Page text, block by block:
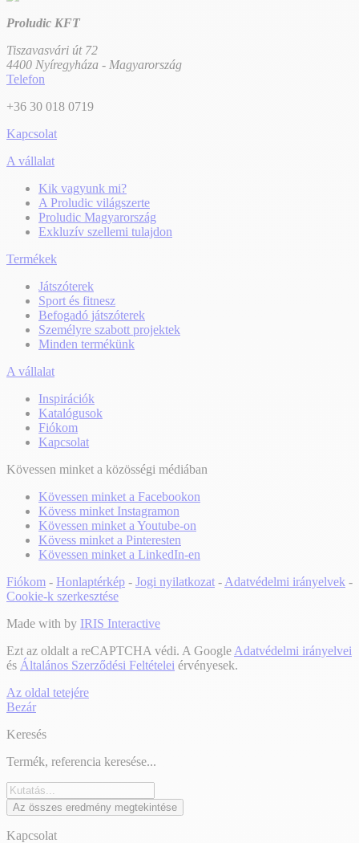
Proludic KFT
Tiszavasvári út 72
4400 Nyíregyháza - Magyarország
Telefon
+36 30 018 0719
Kapcsolat
A vállalat
Kik vagyunk mi?
A Proludic világszerte
Proludic Magyarország
Exkluzív szellemi tulajdon
Termékek
Játszóterek
Sport és fitnesz
Befogadó játszóterek
Személyre szabott projektek
Minden termékünk
A vállalat
Inspirációk
Katalógusok
Fiókom
Kapcsolat
Kövessen minket a közösségi médiában
Kövessen minket a Facebookon
Kövess minket Instagramon
Kövessen minket a Youtube-on
Kövess minket a Pinteresten
Kövessen minket a LinkedIn-en
Fiókom - Honlaptérkép - Jogi nyilatkozat - Adatvédelmi irányelvek -
Cookie-k szerkesztése
Made with by IRIS Interactive
Ezt az oldalt a reCAPTCHA védi. A Google Adatvédelmi irányelvei
és Általános Szerződési Feltételei érvényesek.
Az oldal tetejére
Bezár
Keresés
Termék, referencia keresése...
Az összes eredmény megtekintése
Kapcsolat